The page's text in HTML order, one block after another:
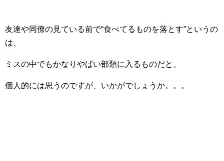
友達や同僚の見ている前で“食べてるものを落とす”というの
は、
ミスの中でもかなりやばい部類に入るものだと、
個人的には思うのですが、いかがでしょうか。。。